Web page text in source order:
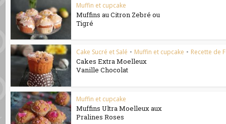
Muffin et cupcake
Muffins au Citron Zebré ou
Tigré
Cake Sucré et Salé • Muffin et cupcake • Recette de
Cakes Extra Moelleux
Vanille Chocolat
Muffin et cupcake
Muffins Ultra Moelleux aux
Pralines Roses